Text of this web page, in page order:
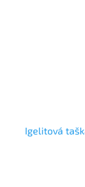
Igelitová